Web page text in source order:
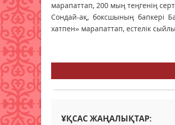
марапаттап, 200 мың теңгенің
Сондай-ақ, боксшының бапкері
хатпен» марапаттап, естелік
ҰҚСАС ЖАҢАЛЫҚТАР: